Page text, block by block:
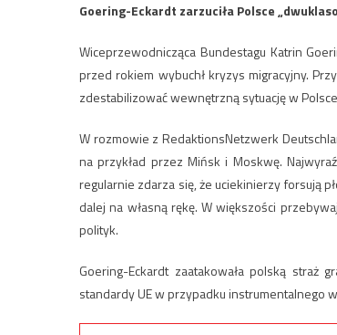
Goering-Eckardt zarzuciła Polsce
Wiceprzewodnicząca Bundestagu Katrin
przed rokiem wybuchł kryzys migracyjny.
zdestabilizować wewnętrzną sytuację w
W rozmowie z RedaktionsNetzwerk
na przykład przez Mińsk i Moskwę.
regularnie zdarza się, że uciekinierzy forsują
dalej na własną rękę. W większości
polityk.
Goering-Eckardt zaatakowała polską
standardy UE w przypadku instrumentalnego